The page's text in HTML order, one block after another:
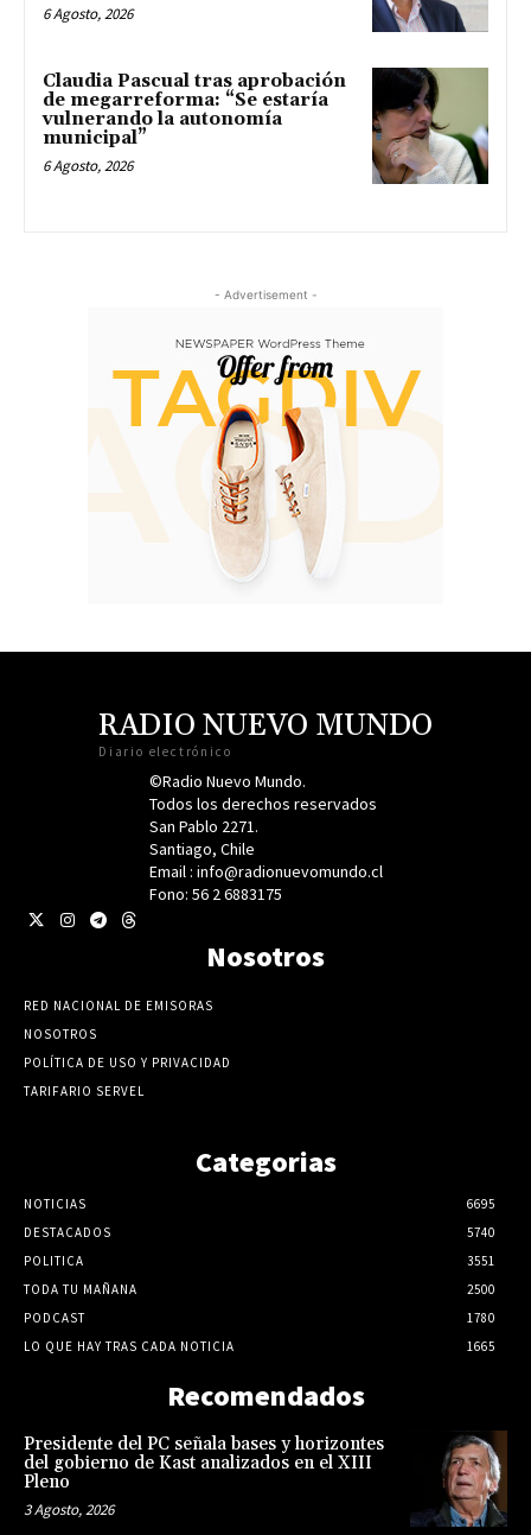
6 Agosto, 2026
Claudia Pascual tras aprobación
de megarreforma: “Se estaría
vulnerando la autonomía
municipal”
6 Agosto, 2026
- Advertisement -
RADIO NUEVO MUNDO
Diario electrónico
©Radio Nuevo Mundo.
Todos los derechos reservados
San Pablo 2271.
Santiago, Chile
Email : info@radionuevomundo.cl
Fono: 56 2 6883175
Nosotros
RED NACIONAL DE EMISORAS
NOSOTROS
POLÍTICA DE USO Y PRIVACIDAD
TARIFARIO SERVEL
Categorias
NOTICIAS
6695
DESTACADOS
5740
POLITICA
3551
TODA TU MAÑANA
2500
PODCAST
1780
LO QUE HAY TRAS CADA NOTICIA
1665
Recomendados
Presidente del PC señala bases y horizontes
del gobierno de Kast analizados en el XIII
Pleno
3 Agosto, 2026